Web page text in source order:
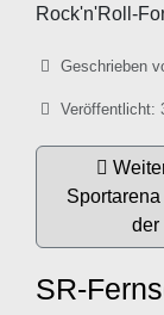
Rock'n'Roll-
DetailsGeschrieben
Veröffentlicht:
der
SR-